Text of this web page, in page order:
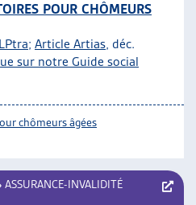
POUR CHÔMEURS
LPtra; Article Artias, déc.
sur notre Guide social
chômeurs âgées
ASSURANCE-INVALIDITÉ